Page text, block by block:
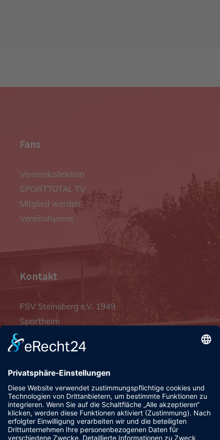
Fans
Vereinskollektion
SPORTTOTAL TV
Mitglied werden
Vereinshymne
Kontakt
FSV Steinsberg e.V. 1949
Sportheim
93128 Steinsberg
pr@fsv-steinsberg.de
Social